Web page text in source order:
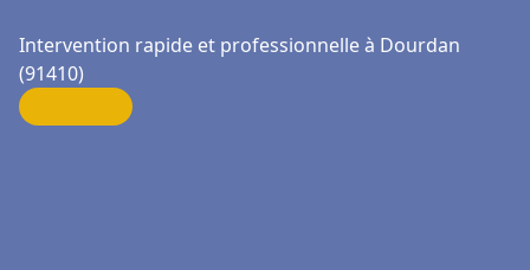
Intervention rapide et professionnelle à Dourdan
(91410)